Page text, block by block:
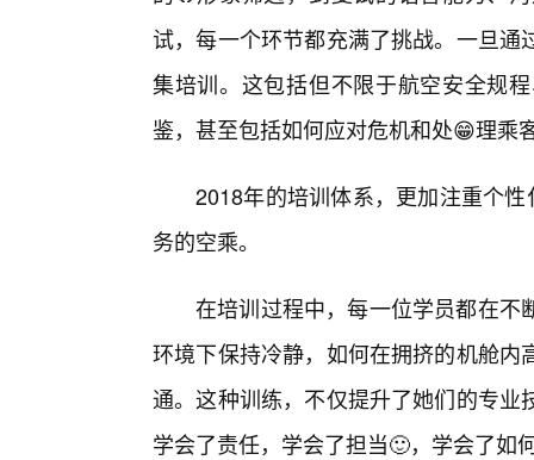
试，每一个环节都充满了挑战。一旦
集培训。这包括但不限于航空安全规
鉴，甚至包括如何应对危机和处😁理乘
2018年的培训体系，更加注重个
务的空乘。
在培训过程中，每一位学员都在不
环境下保持冷静，如何在拥挤的机舱
通。这种训练，不仅提升了她们的专
学会了责任，学会了担当🙂，学会了如